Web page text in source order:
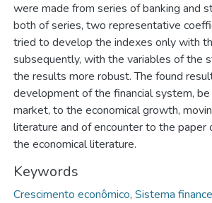
were made from series of banking and
both of series, two representative
tried to develop the indexes only with
subsequently, with the variables of the
the results more robust. The found
development of the financial system,
market, to the economical growth,
literature and of encounter to the
the economical literature.
Keywords
Crescimento econômico, Sistema